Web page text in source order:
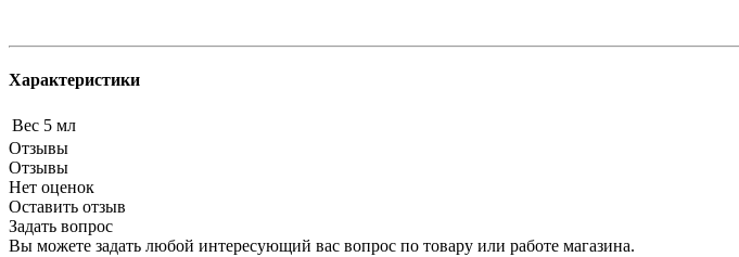
Характеристики
Вес 5 мл
Отзывы
Отзывы
Нет оценок
Оставить отзыв
Задать вопрос
Вы можете задать любой интересующий вас вопрос по товару или работе магазина.